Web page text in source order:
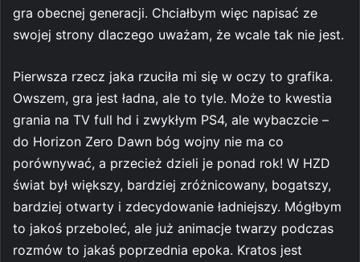
gra obecnej generacji. Chciałbym więc napisać ze
swojej strony dlaczego uważam, że wcale tak nie jest.
Pierwsza rzecz jaka rzuciła mi się w oczy to grafika.
Owszem, gra jest ładna, ale to tyle. Może to kwestia
grania na TV full hd i zwykłym PS4, ale wybaczcie –
do Horizon Zero Dawn bóg wojny nie ma co
porównywać, a przecież dzieli je ponad rok! W HZD
świat był większy, bardziej zróżnicowany, bogatszy,
bardziej otwarty i zdecydowanie ładniejszy. Mógłbym
to jakoś przeboleć, ale już animacje twarzy podczas
rozmów to jakaś poprzednia epoka. Kratos jest